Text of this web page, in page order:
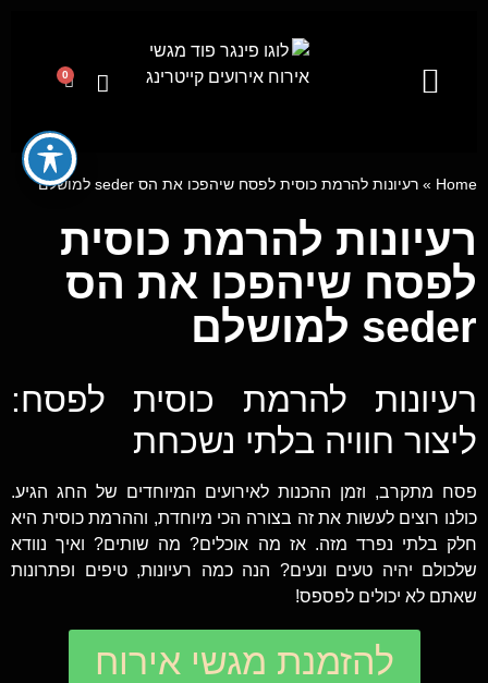
0
Home
» רעיונות להרמת כוסית לפסח שיהפכו את הס seder למושלם
רעיונות להרמת כוסית
לפסח שיהפכו את הס
seder למושלם
רעיונות להרמת כוסית לפסח:
ליצור חוויה בלתי נשכחת
פסח מתקרב, וזמן ההכנות לאירועים המיוחדים של החג הגיע.
כולנו רוצים לעשות את זה בצורה הכי מיוחדת, וההרמת כוסית היא
חלק בלתי נפרד מזה. אז מה אוכלים? מה שותים? ואיך נוודא
שלכולם יהיה טעים ונעים? הנה כמה רעיונות, טיפים ופתרונות
שאתם לא יכולים לפספס!
להזמנת מגשי אירוח